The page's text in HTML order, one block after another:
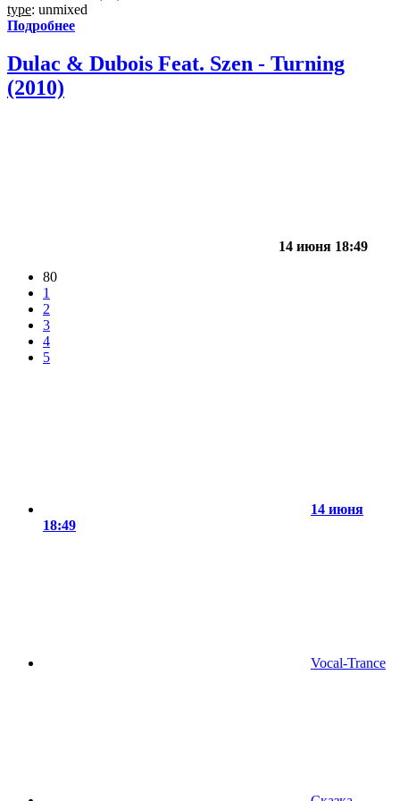
type: unmixed
Подробнее
Dulac & Dubois Feat. Szen - Turning
(2010)
14 июня 18:49
80
1
2
3
4
5
14 июня
18:49
Vocal-Trance